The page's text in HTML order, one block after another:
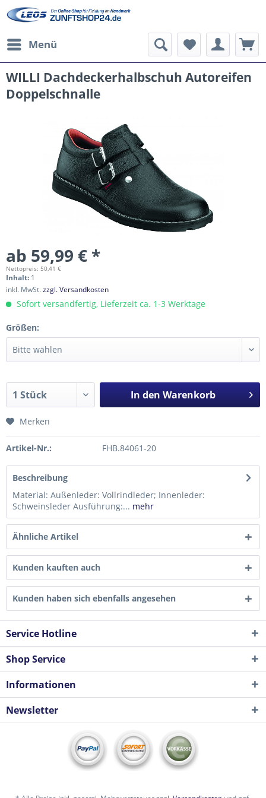
Menü
WILLI Dachdeckerhalbschuh Autoreifen
Doppelschnalle
ab 59,99 € *
Nettopreis: 50,41 €
Inhalt: 1
inkl. MwSt.zzgl. Versandkosten
Sofort versandfertig, Lieferzeit ca. 1-3 Werktage
Größen:
In den Warenkorb
Merken
Artikel-Nr.: FHB.84061-20
Beschreibung
Material: Außenleder: Vollrindleder; Innenleder:
Schweinsleder Ausführung:... mehr
Ähnliche Artikel
Kunden kauften auch
Kunden haben sich ebenfalls angesehen
Service Hotline
Shop Service
Informationen
Newsletter